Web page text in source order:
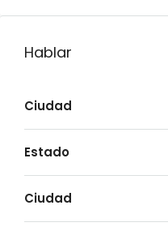
Hablar
Ciudad
Estado
Ciudad